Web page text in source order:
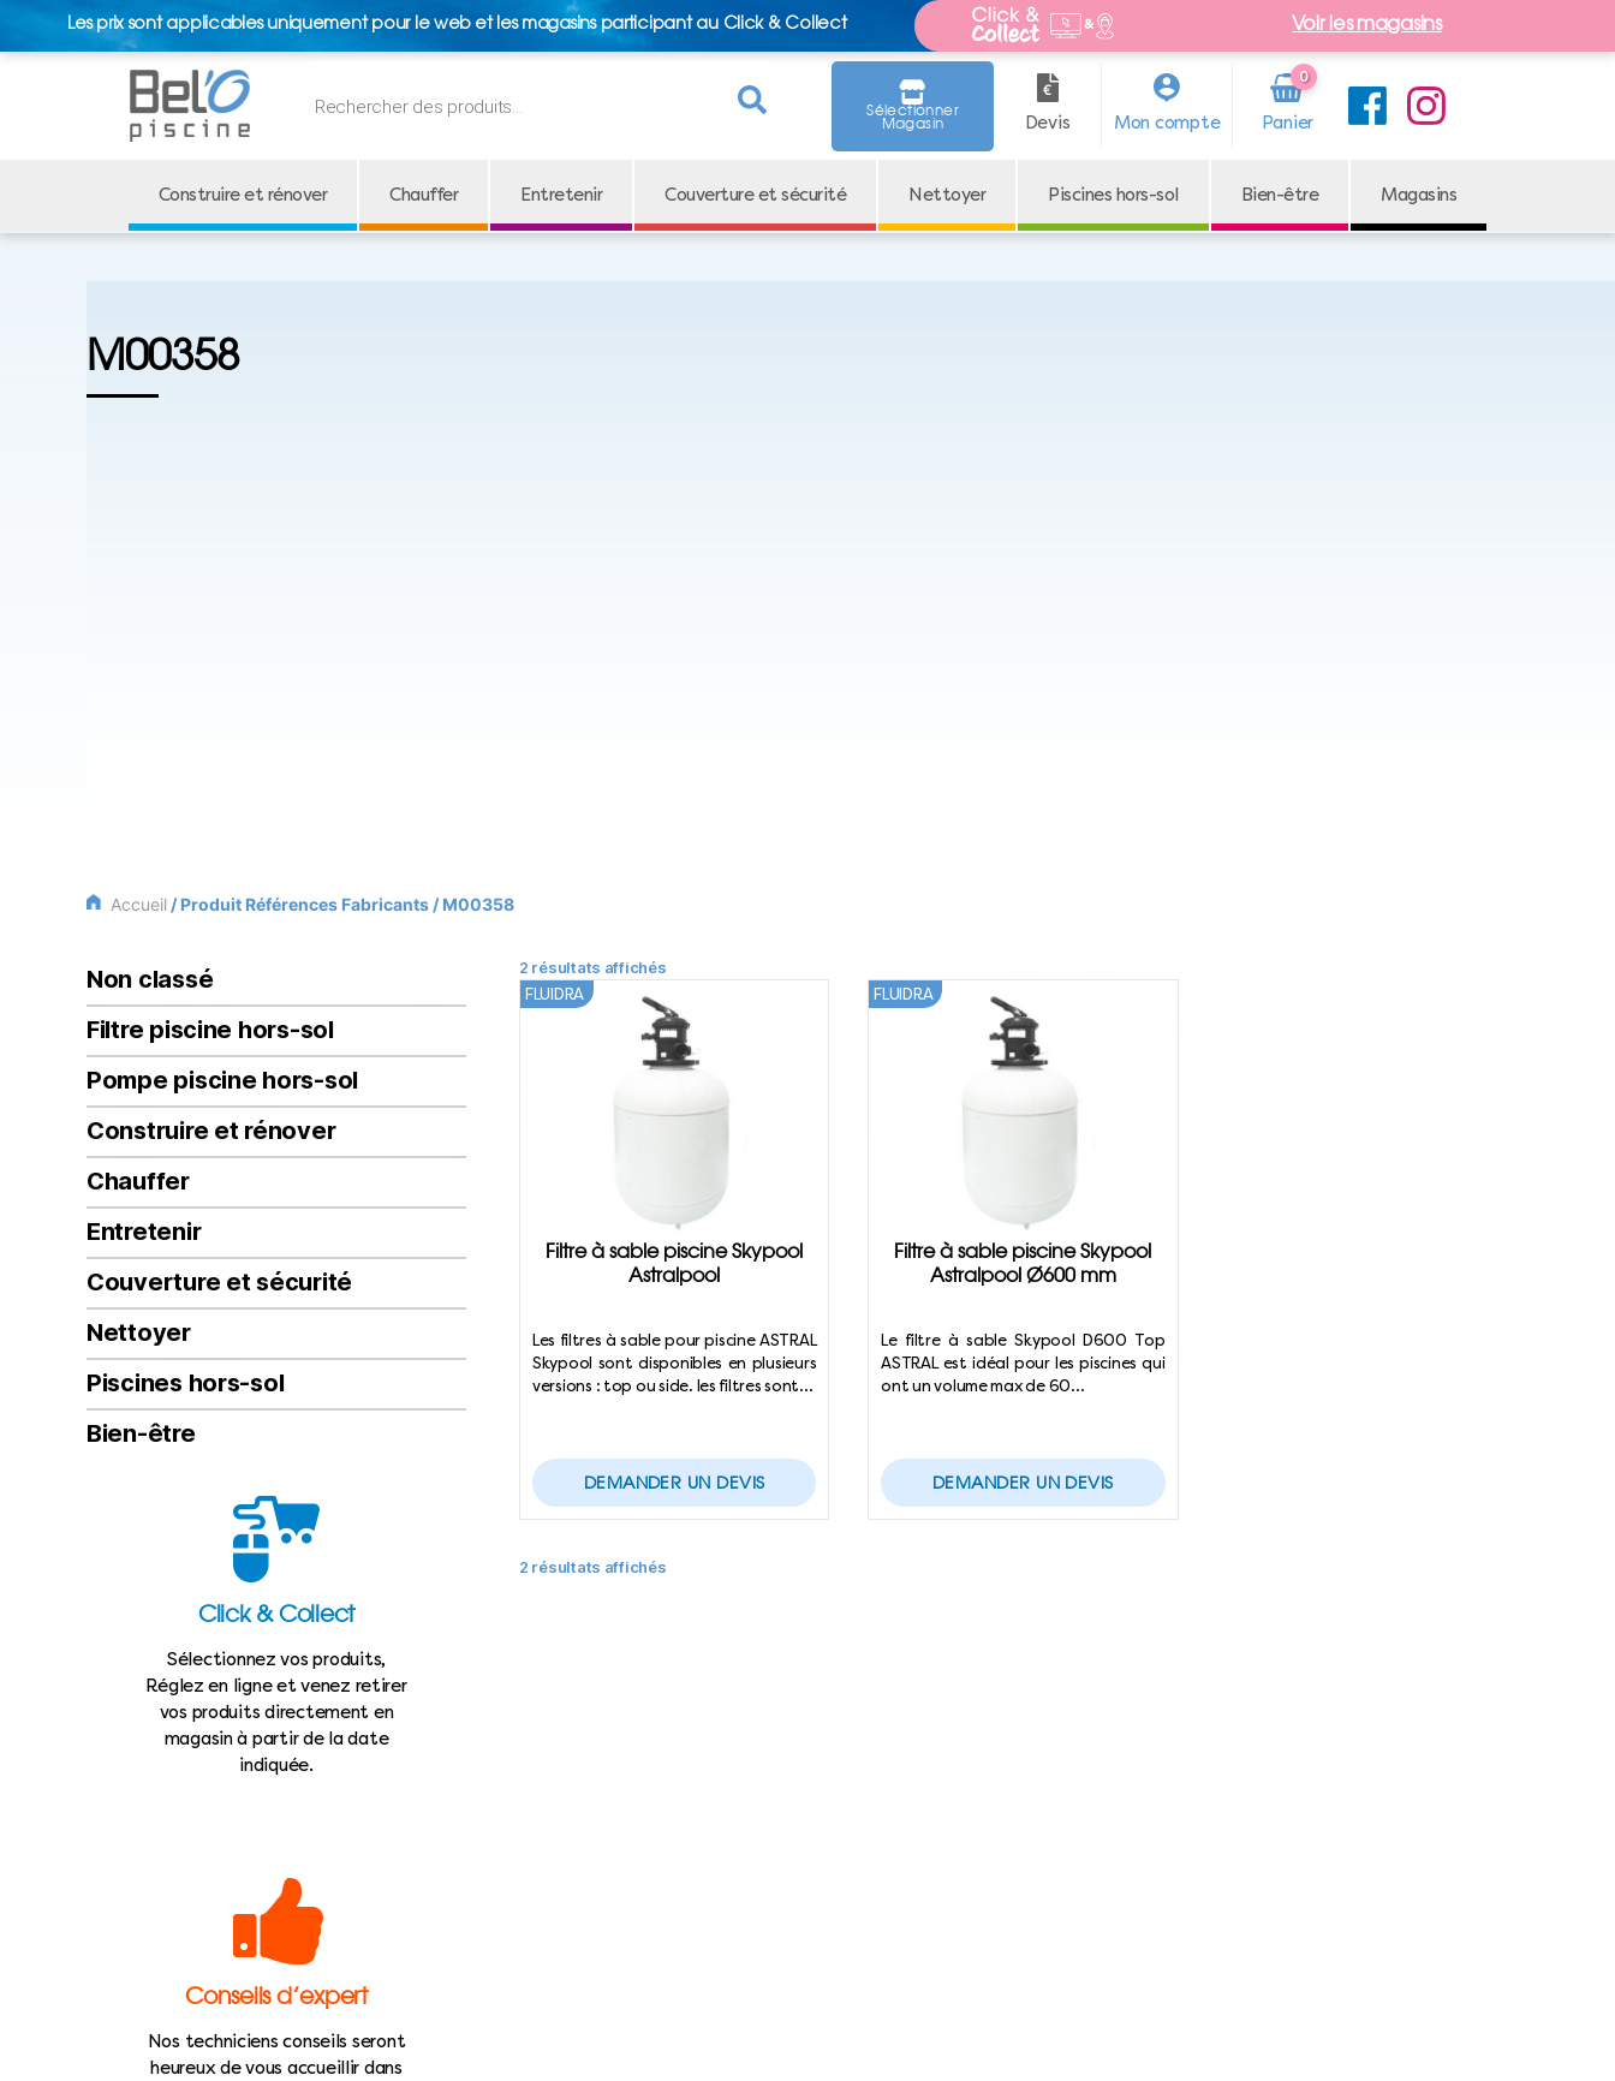
Les prix sont applicables uniquement pour le web et les magasins participant au Click & Collect Voir les magasins
de
Sélectionner
Magasin Devis Mon compte
0
Arti
cle
Construire et rénover Chauffer Entretenir Couverture et sécurité Nettoyer Piscines hors-sol Bien-être Magasins
M00358
Accueil / Produit Références Fabricants / M00358
2 résultats affichés
Filtre à sable piscine Skypool
Astralpool
FLUIDRA
Les filtres à sable pour piscine ASTRAL
Skypool sont disponibles en plusieurs
versions : top ou side. les filtres sont…
DEMANDER UN DEVIS
Filtre à sable piscine Skypool
Astralpool Ø600 mm
FLUIDRA
Le filtre à sable Skypool D600 Top
ASTRAL est idéal pour les piscines qui
ont un volume max de 60…
DEMANDER UN DEVIS
2 résultats affichés
Non classé
Filtre piscine hors-sol
Pompe piscine hors-sol
Construire et rénover
Chauffer
Entretenir
Couverture et sécurité
Nettoyer
Piscines hors-sol
Bien-être
Click & Collect
Sélectionnez vos produits,
Réglez en ligne et venez retirer
vos produits directement en
magasin à partir de la date
indiquée.
Conseils d’expert
Nos techniciens conseils seront
heureux de vous accueillir dans